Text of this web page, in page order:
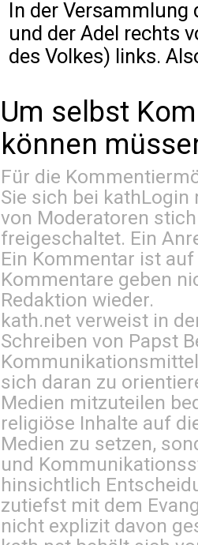
In der Versammlung
und der Adel rechts
des Volkes) links.
Um selbst
können
Für die
Sie sich bei kathLogin
von Moderatoren
freigeschaltet. Ein
Ein Kommentar ist
Kommentare geben
Redaktion wieder.
kath.net verweist in
Schreiben von Papst
sich daran zu
Medien mitzuteilen
religiöse Inhalte auf
Medien zu setzen,
und
hinsichtlich
zutiefst mit dem
nicht explizit davon